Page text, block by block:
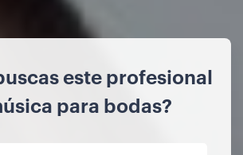
este profesional
para bodas?